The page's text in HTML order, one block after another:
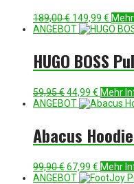
189,00€ Ursprünglicher
Preis
149,99 €
Preis
ANGEBOT
HUGO BOSS
59,95€Ursprünglicher
Preis
44,99 €
Preis
Mehr
ANGEBOT
Abacus
99,90€Ursprünglicher
Preis
67,99 €
Preis
Mehr
ANGEBOT